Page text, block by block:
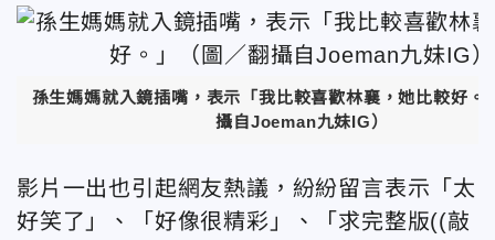
孫生媽媽就入鏡插嘴，表示「我比較喜歡林襄，她比較好。
攝自Joeman九妹IG）
影片一出也引起網友熱議，紛紛留言表示「太
好笑了」、「好像很精彩」、「求完整版((敲